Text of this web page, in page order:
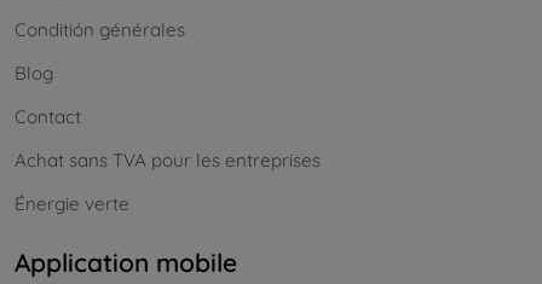
Conditión générales
Blog
Contact
Achat sans TVA pour les entreprises
Énergie verte
Application mobile